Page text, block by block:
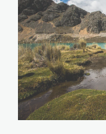
—spda